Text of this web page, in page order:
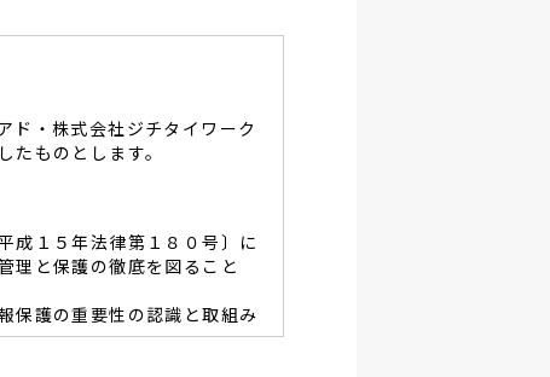
ド・株式会社ジチタイワーク
ものとします。
成１５年法律第１８０号〕に
理と保護の徹底を図ること
保護の重要性の認識と取組み